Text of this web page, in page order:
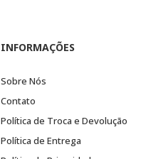
INFORMAÇÕES
Sobre Nós
Contato
Política de Troca e Devolução
Política de Entrega